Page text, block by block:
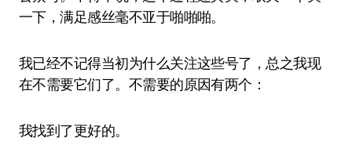
一下，满足感丝毫不亚于啪啪啪。
我已经不记得当初为什么关注这些号了，总之我现
在不需要它们了。不需要的原因有两个：
我找到了更好的。